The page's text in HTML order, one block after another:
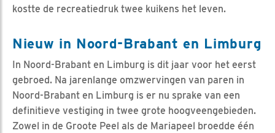
kostte de recreatiedruk twee kuikens het leven.
Nieuw in Noord-Brabant en Limburg
In Noord-Brabant en Limburg is dit jaar voor het eerst
gebroed. Na jarenlange omzwervingen van paren in
Noord-Brabant en Limburg is er nu sprake van een
definitieve vestiging in twee grote hoogveengebieden.
Zowel in de Groote Peel als de Mariapeel broedde één